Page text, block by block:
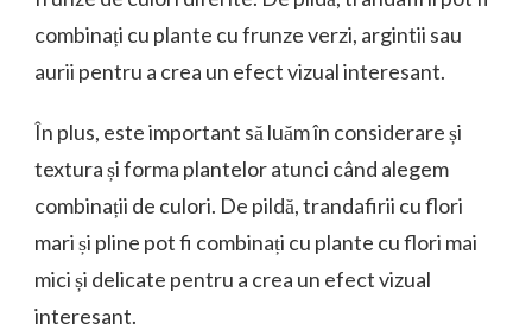
combinați cu plante cu frunze verzi, argintii sau
aurii pentru a crea un efect vizual interesant.
În plus, este important să luăm în considerare și
textura și forma plantelor atunci când alegem
combinații de culori. De pildă, trandafirii cu flori
mari și pline pot fi combinați cu plante cu flori mai
mici și delicate pentru a crea un efect vizual
interesant.